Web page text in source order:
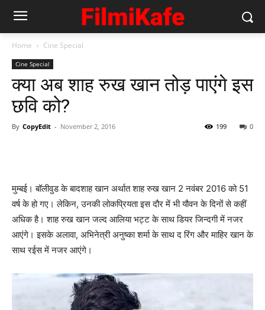
Home Cine Special
Cine Special
क्‍या अब शाह रुख खान तोड़ पाएंगे इस
छवि को?
By CopyEdit - November 2, 2016 0
199
मुम्‍बई। बॉलीवुड के बादशाह खान अर्थात शाह रुख खान 2 नवंबर 2016 को 51
वर्ष के हो गए। लेकिन, उनकी लोकप्रियता इस दौर में भी यौवन के दिनों से कहीं
अधिक है। शाह रुख खान जल्‍द आलिया भट्ट के साथ डियर जिन्‍दगी में नजर
आएंगे। इसके अलावा, अभिनेत्री अनुष्‍का शर्मा के साथ द रिंग और माहिर खान के
साथ रईस में नजर आएंगे।